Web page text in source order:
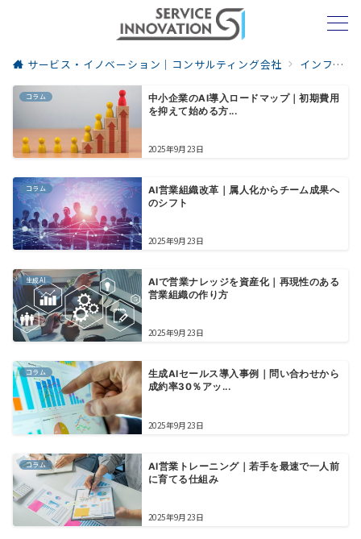
サービス・イノベーション｜コンサルティング会社 インフォメーション
コラム
中小企業のAI導入ロードマップ｜初期費用
を抑えて始める方...
2025年9月23日
コラム
AI営業組織改革｜属人化からチーム成果へ
のシフト
2025年9月23日
生成AI
AIで営業ナレッジを資産化｜再現性のある
営業組織の作り方
2025年9月23日
コラム
生成AIセールス導入事例｜問い合わせから
成約率30％アッ...
2025年9月23日
コラム
AI営業トレーニング｜若手を最速で一人前
に育てる仕組み
2025年9月23日